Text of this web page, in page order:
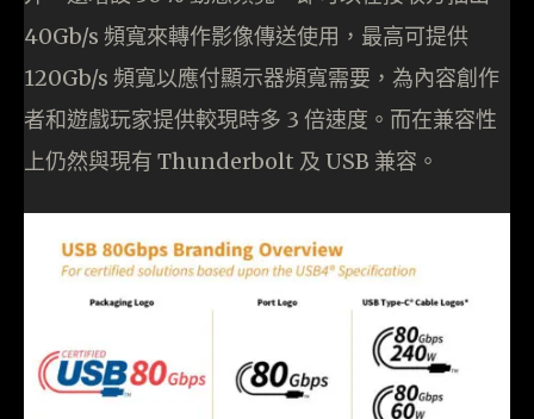
40Gb/s 頻寬來轉作影像傳送使用，最高可提供
120Gb/s 頻寬以應付顯示器頻寬需要，為內容創作
者和遊戲玩家提供較現時多 3 倍速度。而在兼容性
上仍然與現有 Thunderbolt 及 USB 兼容。